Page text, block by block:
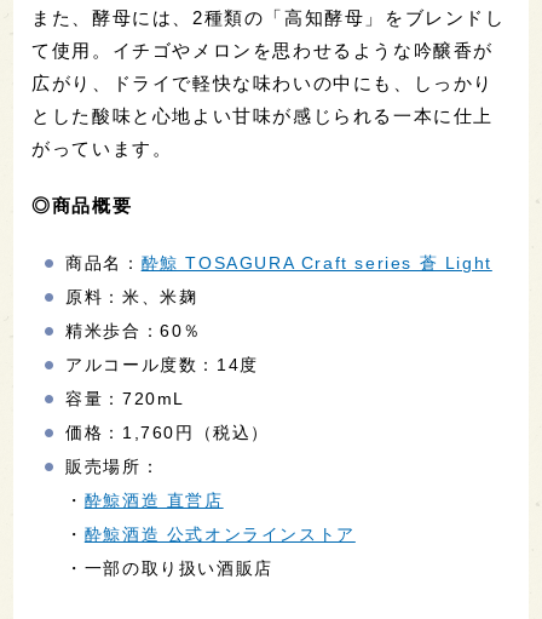
また、酵母には、2種類の「高知酵母」をブレンドし
て使用。イチゴやメロンを思わせるような吟醸香が
広がり、ドライで軽快な味わいの中にも、しっかり
とした酸味と心地よい甘味が感じられる一本に仕上
がっています。
◎商品概要
商品名： 酔鯨 TOSAGURA Craft series 蒼 Light
原料：米、米麹
精米歩合：60％
アルコール度数：14度
容量：720mL
価格：1,760円（税込）
販売場所：
・ 酔鯨酒造 直営店
・ 酔鯨酒造 公式オンラインストア
・一部の取り扱い酒販店